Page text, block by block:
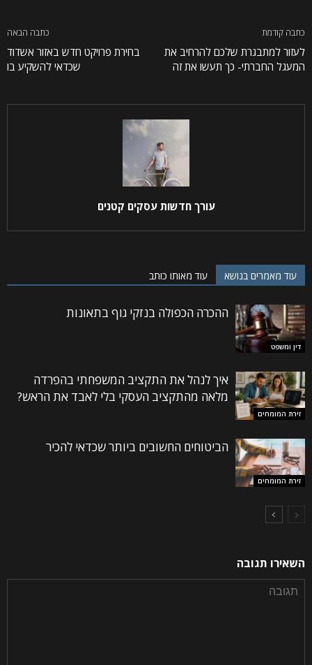
כתבה קודמת
לעזור למתבגרת שלכם להרחיב את
המעגל החברתי- כך תעשו את זה
כתבה הבאה
בחירת פרויקט חדש באזור אשדוד
שכדאי להשקיע בו
עורך חדשות עסקים קטנים
עוד מאמרים בנושא עוד מאותו כותב
דין ומשפט
ההכרה הכפולה בנזקי גוף בתאונות
זירת המומחים
איך לנהל את התקציב המשפחתי בהפרדה
מלאה מהתקציב העסקי בלי לאבד את הראש?
זירת המומחים
הביטוחים החשובים ביותר שכדאי להכיר
השאירו תגובה